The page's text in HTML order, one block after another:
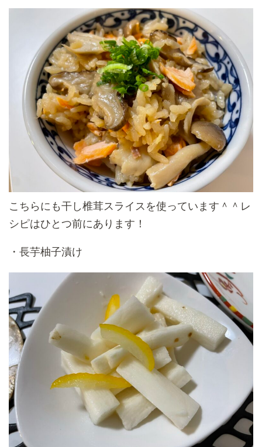
こちらにも干し椎茸スライスを使っています＾＾レ
シピはひとつ前にあります！
・長芋柚子漬け